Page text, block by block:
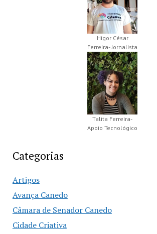
Higor César
Ferreira- Jornalista
Talita Ferreira-
Apoio Tecnológico
Categorias
Artigos
Avança Canedo
Câmara de Senador Canedo
Cidade Criativa